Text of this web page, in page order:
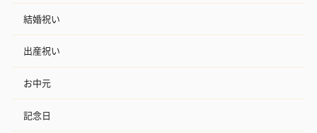
結婚祝い
出産祝い
お中元
記念日